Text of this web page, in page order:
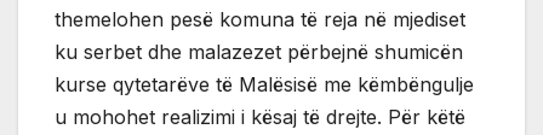
themelohen pesë komuna të reja në mjediset
ku serbet dhe malazezet përbejnë shumicën
kurse qytetarëve të Malësisë me këmbëngulje
u mohohet realizimi i kësaj të drejte. Për këtë